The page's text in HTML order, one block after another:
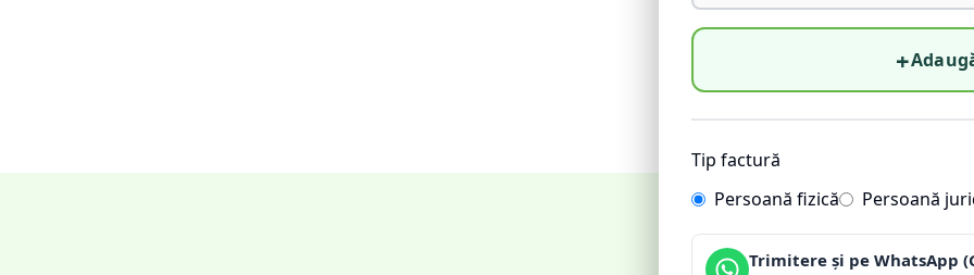
+
Tip factură
Persoană fizică
Persoană
Trimitere și pe WhatsApp